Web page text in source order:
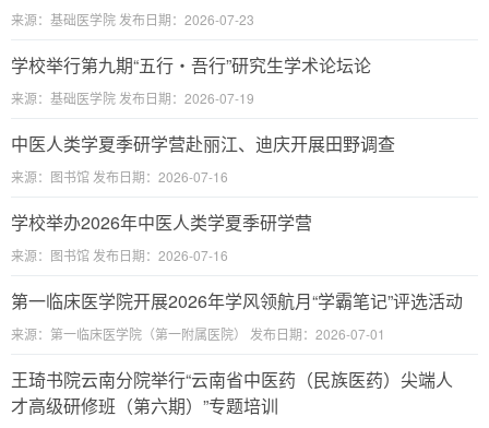
来源：基础医学院 发布日期：2026-07-23
学校举行第九期“五行・吾行”研究生学术论坛论
来源：基础医学院 发布日期：2026-07-19
中医人类学夏季研学营赴丽江、迪庆开展田野调查
来源：图书馆 发布日期：2026-07-16
学校举办2026年中医人类学夏季研学营
来源：图书馆 发布日期：2026-07-16
第一临床医学院开展2026年学风领航月“学霸笔记”评选活动
来源：第一临床医学院（第一附属医院） 发布日期：2026-07-01
王琦书院云南分院举行“云南省中医药（民族医药）尖端人
才高级研修班（第六期）”专题培训